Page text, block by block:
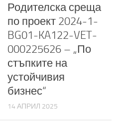
Родителска среща
по проект 2024-1-
BG01-KA122-VET-
000225626 – „По
стъпките на
устойчивия
бизнес“
14 АПРИЛ 2025